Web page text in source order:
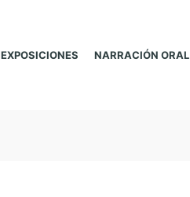
EXPOSICIONES NARRACIÓN ORAL